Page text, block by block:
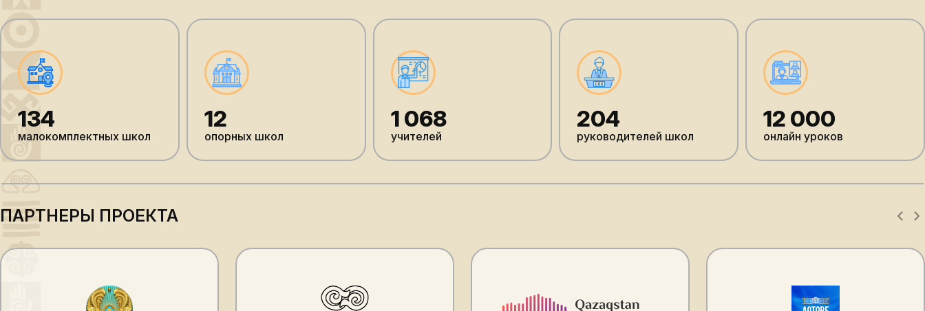
134
малокомплектных школ
12
опорных школ
1 068
учителей
204
руководителей школ
12 000
онлайн уроков
ПАРТНЕРЫ ПРОЕКТА